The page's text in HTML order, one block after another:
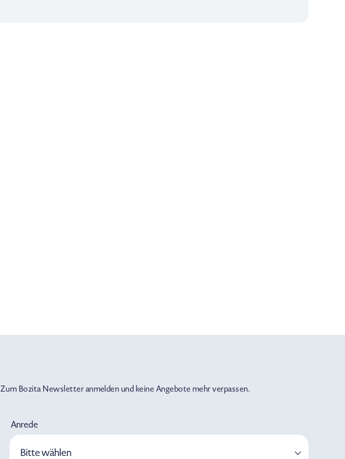
Zum Bozita Newsletter anmelden und keine Angebote mehr verpassen.
Anrede
Bitte wählen